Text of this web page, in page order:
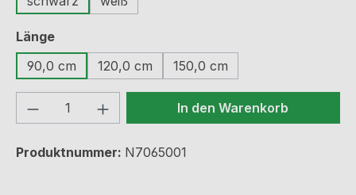
Längeauswählen
90,0 cm
120,0 cm 150,0 cm
Produkt Anzahl: Gib denIn den Warenkorb
Produktnummer: N7065001